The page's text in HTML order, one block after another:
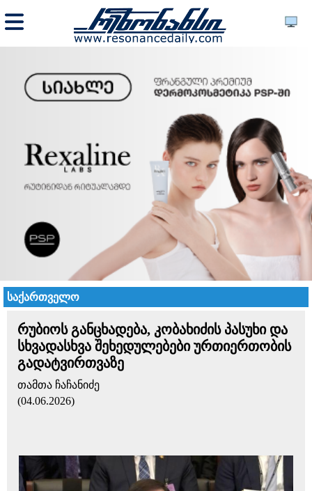
საქართველო
რუბიოს განცხადება, კობახიძის პასუხი და
სხვადასხვა შეხედულებები ურთიერთობის
გადატვირთვაზე
თამთა ჩაჩანიძე
(04.06.2026)